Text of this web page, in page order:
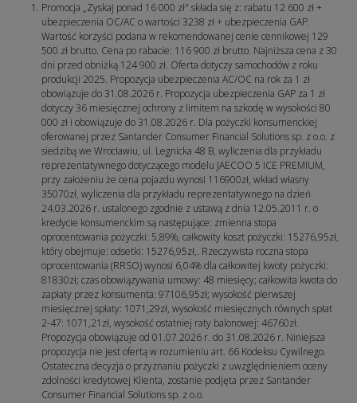
Promocja „Zyskaj ponad 16 000 zł" składa się z: rabatu 12 600 zł +
ubezpieczenia OC/AC o wartości 3238 zł + ubezpieczenia GAP.
Wartość korzyści podana w rekomendowanej cenie cennikowej 129
500 zł brutto. Cena po rabacie: 116 900 zł brutto. Najniższa cena z 30
dni przed obniżką 124 900 zł. Oferta dotyczy samochodów z roku
produkcji 2025. Propozycja ubezpieczenia AC/OC na rok za 1 zł
obowiązuje do 31.08.2026 r. Propozycja ubezpieczenia GAP za 1 zł
dotyczy 36 miesięcznej ochrony z limitem na szkodę w wysokości 80
000 zł i obowiązuje do 31.08.2026 r. Dla pożyczki konsumenckiej
oferowanej przez Santander Consumer Financial Solutions sp. z o.o. z
siedzibą we Wrocławiu, ul. Legnicka 48 B, wyliczenia dla przykładu
reprezentatywnego dotyczącego modelu JAECOO 5 ICE PREMIUM,
przy założeniu że cena pojazdu wynosi 116900zł, wkład własny
35070zł, wyliczenia dla przykładu reprezentatywnego na dzień
24.03.2026 r. ustalonego zgodnie z ustawą z dnia 12.05.2011 r. o
kredycie konsumenckim są następujące: zmienna stopa
oprocentowania pożyczki: 5,89%, całkowity koszt pożyczki: 15276,95zł,
który obejmuje: odsetki: 15276,95zł,. Rzeczywista roczna stopa
oprocentowania (RRSO) wynosi 6,04% dla całkowitej kwoty pożyczki:
81830zł; czas obowiązywania umowy: 48 miesięcy; całkowita kwota do
zapłaty przez konsumenta: 97106,95zł; wysokość pierwszej
miesięcznej spłaty: 1071,29zł, wysokość miesięcznych równych spłat
2-47: 1071,21zł, wysokość ostatniej raty balonowej: 46760zł.
Propozycja obowiązuje od 01.07.2026 r. do 31.08.2026 r. Niniejsza
propozycja nie jest ofertą w rozumieniu art. 66 Kodeksu Cywilnego.
Ostateczna decyzja o przyznaniu pożyczki z uwzględnieniem oceny
zdolności kredytowej Klienta, zostanie podjęta przez Santander
Consumer Financial Solutions sp. z o.o.